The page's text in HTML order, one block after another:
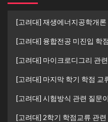
[고려대] 재생에너지공학개
[고려대] 융합전공 미진입 학
[고려대] 마이크로디그리 관
[고려대] 마지막 학기 학점 교
[고려대] 시험방식 관련 질문
[고려대] 2학기 학점교류 관